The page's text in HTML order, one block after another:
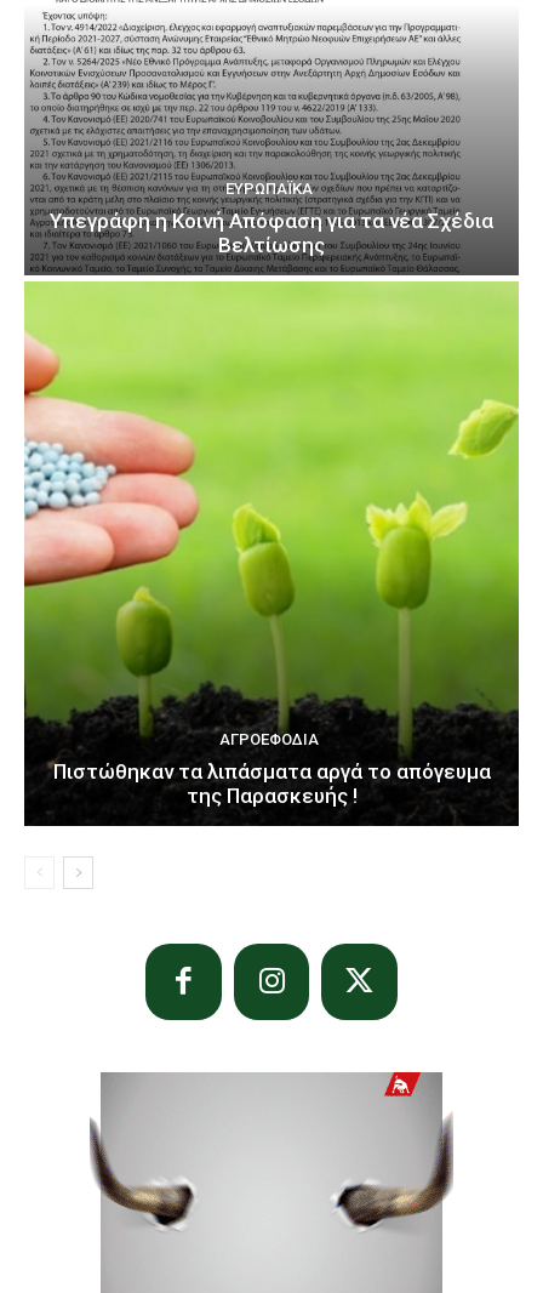
ΕΥΡΩΠΑΪΚΆ
Υπεγράφη η Κοινή Απόφαση για τα νέα Σχέδια
Βελτίωσης
ΑΓΡΟΕΦΌΔΙΑ
Πιστώθηκαν τα λιπάσματα αργά το απόγευμα
της Παρασκευής !